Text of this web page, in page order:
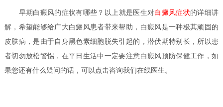
早期白癜风的症状有哪些？ 以上就是医生对白癜风症状的详细讲
解，希望能够给广大白癜风患者带来帮助，白癜风是一种极其顽固的
皮肤病，是由于自身黑色素细胞脱失引起的，潜伏期特别长，所以患
者切勿放松警惕，在平日生活中一定要注意白癜风预防保健工作，如
果您还有什么疑问的话，可以点击咨询我们在线医生。